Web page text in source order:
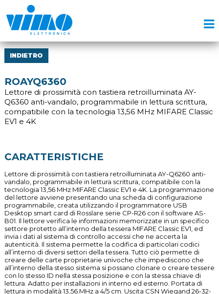
INDIETRO
ROAYQ6360
Lettore di prossimità con tastiera retroilluminata AY-
Q6360 anti-vandalo, programmabile in lettura scrittura,
compatibile con la tecnologia 13,56 MHz MIFARE Classic
EV1 e 4K
CARATTERISTICHE
Lettore di prossimità con tastiera retroilluminata AY-Q6260 anti-
vandalo, programmabile in lettura scrittura, compatibile con la
tecnologia 13,56 MHz MIFARE Classic EV1 e 4K. La programmazione
del lettore avviene presentando una scheda di configurazione
programmabile, creata utilizzando il programmatore USB
Desktop smart card di Rosslare serie CP-R26 con il software AS-
B01. Il lettore verifica le informazioni memorizzate in un specifico
settore protetto all’interno della tessera MIFARE Classic EV1, ed
invia i dati al sistema di controllo accessi che ne accerta la
autenticità. Il sistema permette la codifica di particolari codici
all’interno di diversi settori della tessera. Tutto ciò permette di
creare delle carte proprietarie univoche che impediscono che
all’interno della stesso sistema si possano clonare o creare tessere
con lo stesso ID nella stessa posizione e con la stessa chiave di
lettura. Adatto per installazioni in interno ed esterno. Portata di
lettura in modalità 13,56 MHz a 4/5 cm. Uscita CSN Wiegand 26-32-